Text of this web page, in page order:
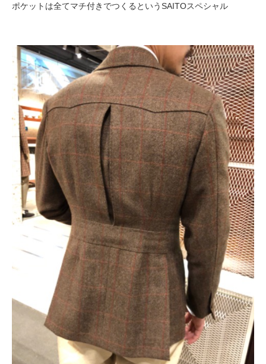
ポケットは全てマチ付きでつくるというSAITOスペシャル